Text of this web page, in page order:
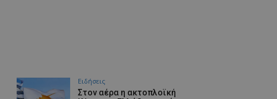
Ειδήσεις
Στον αέρα η ακτοπλοϊκή